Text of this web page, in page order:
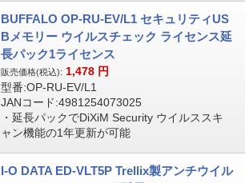
BUFFALO OP-RU-EV/L1 セキュリティUS
Bメモリー ウイルスチェック ライセンス延
長パック1ライセンス
販売価格(税込): 1,478 円
型番:OP-RU-EV/L1
JANコード:4981254073025
・延長パックでDiXiM Security ウイルススキ
ャン機能の1年更新が可能
I-O DATA ED-VLT5P Trellix製アンチウイル